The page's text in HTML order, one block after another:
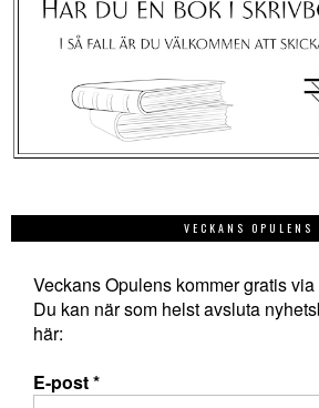
VECKANS OPULENS
Veckans Opulens kommer gratis
Du kan när som helst avsluta
här:
E-post*